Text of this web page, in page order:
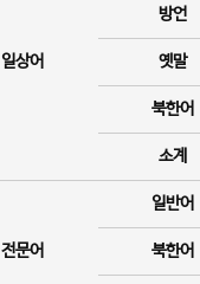
일상어
방언
옛말
북한어
소계
전문어
일반어
북한어